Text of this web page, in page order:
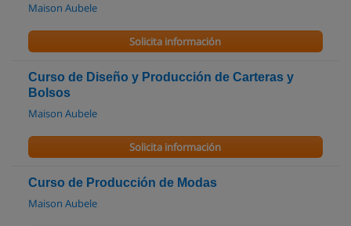
Maison Aubele
Solicita información
Curso de Diseño y Producción de Carteras y
Bolsos
Maison Aubele
Solicita información
Curso de Producción de Modas
Maison Aubele